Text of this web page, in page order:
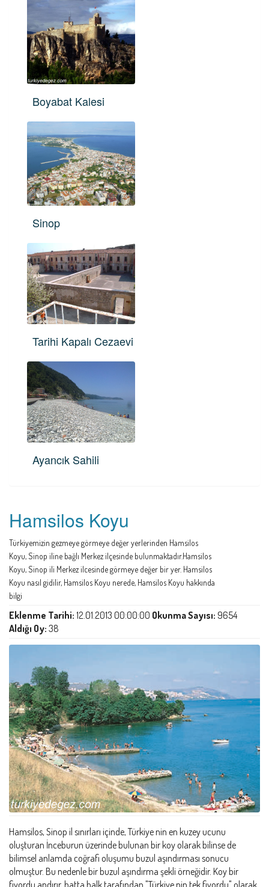
Boyabat Kalesi
Sinop
Tarihi Kapalı Cezaevi
Ayancık Sahili
Hamsilos Koyu
Türkiyemizin gezmeye görmeye değer yerlerinden Hamsilos
Koyu, Sinop iline bağlı Merkez ilçesinde bulunmaktadır.Hamsilos
Koyu, Sinop ili Merkez ilcesinde görmeye değer bir yer. Hamsilos
Koyu nasıl gidilir, Hamsilos Koyu nerede, Hamsilos Koyu hakkında
bilgi
Eklenme Tarihi: 12.01.2013 00:00:00 Okunma Sayısı: 9654
Aldığı Oy: 38
Hamsilos, Sinop il sınırları içinde, Türkiye nin en kuzey ucunu
oluşturan İnceburun üzerinde bulunan bir koy olarak bilinse de
bilimsel anlamda coğrafi oluşumu buzul aşındırması sonucu
olmuştur. Bu nedenle bir buzul aşındırma şekli örneğidir. Koy bir
fiyordu andırır, hatta halk tarafından "Türkiye nin tek fiyordu" olarak